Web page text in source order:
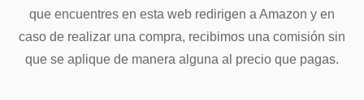
que encuentres en esta web redirigen a Amazon y en
caso de realizar una compra, recibimos una comisión sin
que se aplique de manera alguna al precio que pagas.